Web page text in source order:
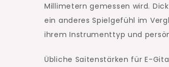
Millimetern gemessen wird.
ein anderes Spielgefühl im
ihrem Instrumenttyp und
Übliche Saitenstärken für E-